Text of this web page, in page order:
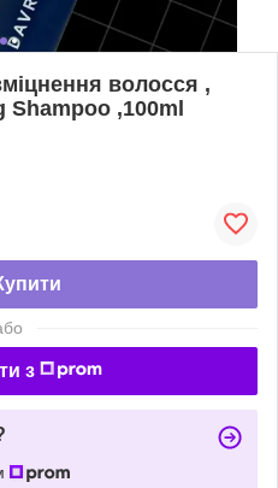
волосся ,
Shampoo ,100ml
з